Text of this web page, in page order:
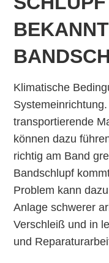
Klimatische
transportierende
können dazu
richtig am Band
Bandschlupf
Problem kann
Anlage schwerer
Verschleiß und in
und